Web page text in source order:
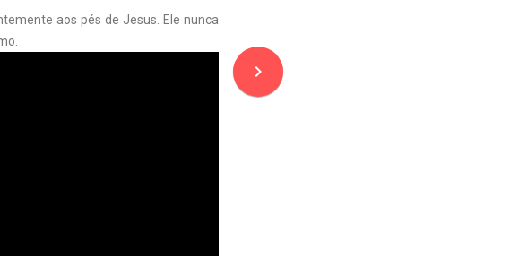
aos pés de Jesus. Ele nunca
navigate_next